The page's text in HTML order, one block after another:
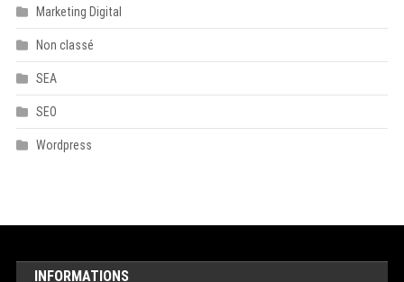
Marketing Digital
Non classé
SEA
SEO
Wordpress
INFORMATIONS